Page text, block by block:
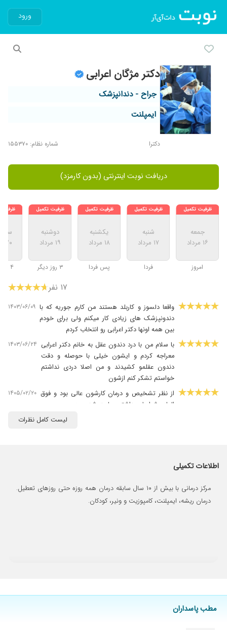
ورود
دکتر مژگان اعرابی
جراح - دندانپزشک
ایمپلنت
دکترا شماره نظام: ۱۵۵۳۷۰
دریافت نوبت اینترنتی (بدون کارمزد)
جمعه
۱۶ مرداد
امروز
شنبه
۱۷ مرداد
فردا
یکشنبه
۱۸ مرداد
پس فردا
دوشنبه
۱۹ مرداد
۳ روز دیگر
سه
۲۰ مرداد
۴ روز دیگر
۱۷ نفر
واقعا دلسوز و کاربلد هستند من کارم جوریه که با
دندونپزشک های زیادی کار میکنم ولی برای خودم
بین همه اونها دکتر اعرابی رو انتخاب کردم
۱۴۰۳/۰۶/۰۹
با سلام من با درد دندون عقل به خانم دکتر اعرابی
معراجه کردم و ایشون خیلی با حوصله و دقت
دندون عقلمو کشیدند و من اصلا دردی نداشتم
خواستم تشکر کنم ازشون
۱۴۰۳/۰۶/۲۴
از نظر تشخیص و درمان کارشون عالی بود و فوق
العاده شرایط بهداشتی رعایت شده بود
۱۴۰۵/۰۲/۲۰
خانم دکتر اعرابی و دکتر داروخانه که میشناختم بهم
برای بیمار
۱۴۰۳/۰۵/۳۰
عدم رضایت ۱۴۰۴/۰۹/۱۸
بود ، با دقت و دلسوزی کارم انجام شد
لیست کامل نظرات
اطلاعات تکمیلی
مرکز درمانی با بیش از ۱۰ سال سابقه درمان همه روزه حتی روزهای تعطیل.
درمان ریشه، ایمپلنت، کامپوزیت و ونیر، کودکان.
مطب پاسداران